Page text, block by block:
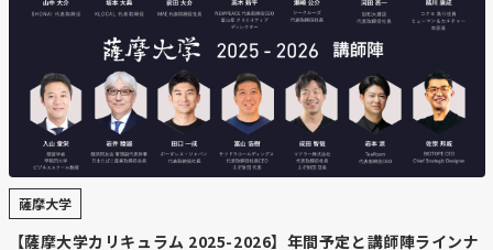
薩摩大学
【薩摩大学カリキュラム 2025-2026】年間予定と講師陣ラインナ